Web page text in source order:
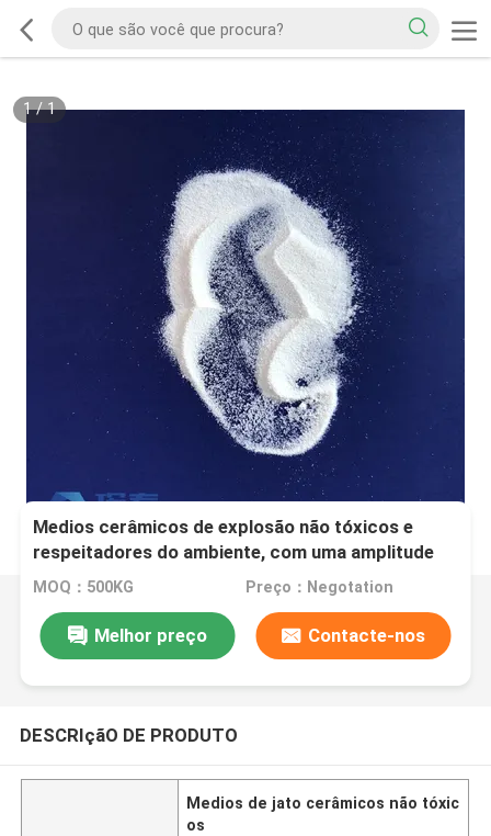
1/1
Medios cerâmicos de explosão não tóxicos e
respeitadores do ambiente, com uma amplitude
de partículas de 0 a 850 μm e uma densidade de
3,6 a 3,9 G cm3, concebidos para limpeza e
preparação de superfícies
MOQ：500KG Preço：Negotation
Melhor preço Contacte-nos
DESCRIçãO DE PRODUTO
Medios de jato cerâmicos não tóxic
os